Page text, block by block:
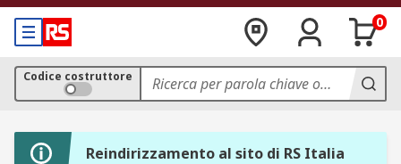
0
Codice costruttore
Reindirizzamento al sito di RS Italia